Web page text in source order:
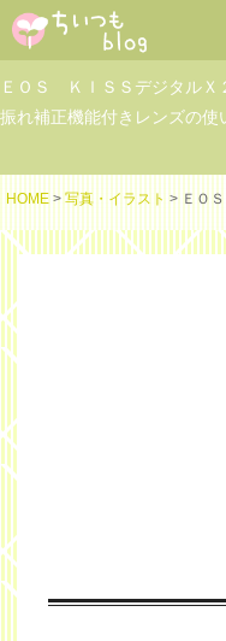
ＥＯＳ ＫＩＳＳデジタルＸ
振れ補正機能付きレンズの
HOME > 写真・イラスト > ＥＯ